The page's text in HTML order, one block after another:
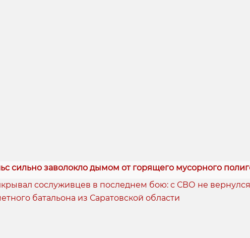
сильно заволокло дымом от горящего мусорного